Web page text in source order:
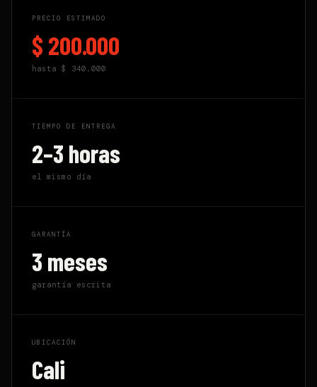
PRECIO ESTIMADO
$ 200.000
hasta $ 340.000
TIEMPO DE ENTREGA
2–3 horas
el mismo día
GARANTÍA
3 meses
garantía escrita
UBICACIÓN
Cali